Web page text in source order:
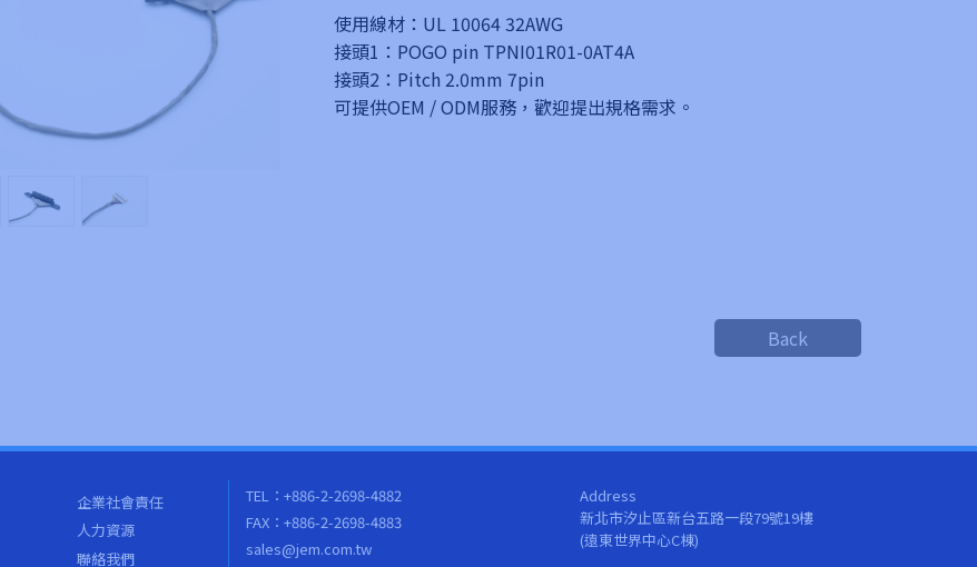
使用線材：UL 10064 32AWG
接頭1：POGO pin TPNI01R01-0AT4A
接頭2：Pitch 2.0mm 7pin
可提供OEM / ODM服務，歡迎提出規格需求。
Back
企業社會責任
人力資源
聯絡我們
TEL：+886-2-2698-4882
FAX：+886-2-2698-4883
sales@jem.com.tw
Address
新北市汐止區新台五路一段79號19樓
(遠東世界中心C棟)